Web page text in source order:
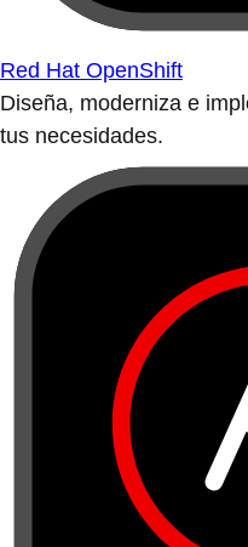
Red Hat OpenShift
Diseña, moderniza e
tus necesidades.